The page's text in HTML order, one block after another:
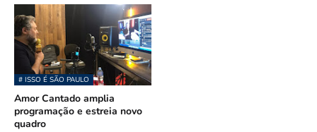
# ISSO É SÃO PAULO
Amor Cantado amplia
programação e estreia novo
quadro